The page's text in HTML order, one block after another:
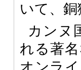
いて、
カンヌ
れる著
オンラ